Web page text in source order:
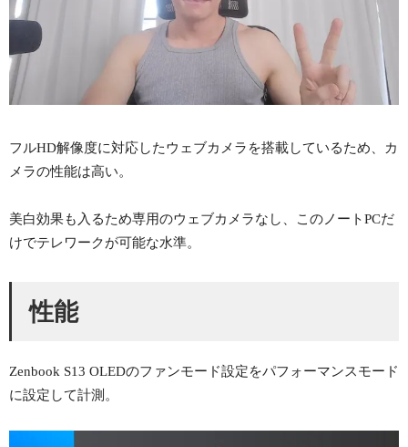
フルHD解像度に対応したウェブカメラを搭載しているため、カ
メラの性能は高い。
美白効果も入るため専用のウェブカメラなし、このノートPCだ
けでテレワークが可能な水準。
性能
Zenbook S13 OLEDのファンモード設定をパフォーマンスモード
に設定して計測。